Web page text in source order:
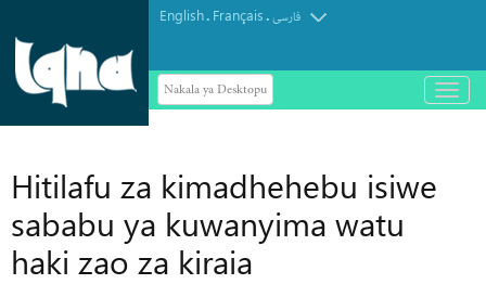
English. Français.فارسی
Nakala ya Desktopu
باز
و
Hitilafu za kimadhehebu isiwe
sababu ya kuwanyima watu
haki zao za kiraia